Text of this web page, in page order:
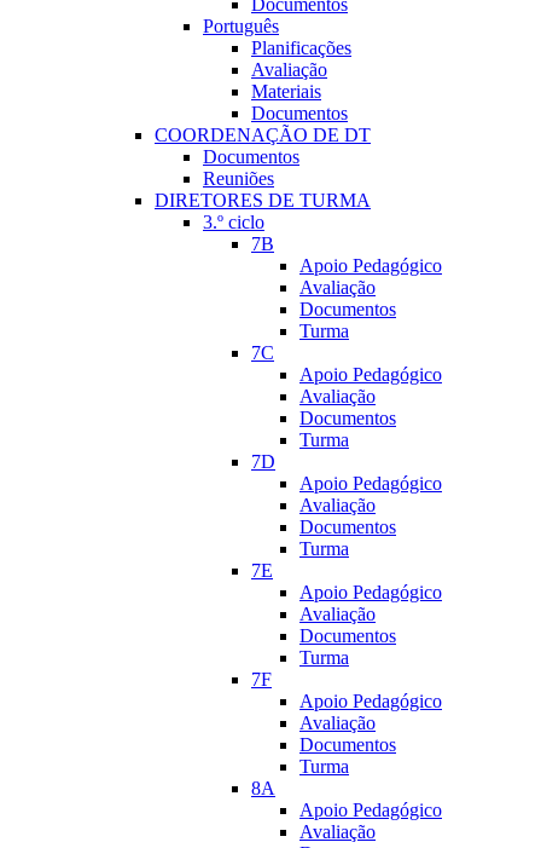
Documentos
Português
Planificações
Avaliação
Materiais
Documentos
COORDENAÇÃO DE DT
Documentos
Reuniões
DIRETORES DE TURMA
3.º ciclo
7B
Apoio Pedagógico
Avaliação
Documentos
Turma
7C
Apoio Pedagógico
Avaliação
Documentos
Turma
7D
Apoio Pedagógico
Avaliação
Documentos
Turma
7E
Apoio Pedagógico
Avaliação
Documentos
Turma
7F
Apoio Pedagógico
Avaliação
Documentos
Turma
8A
Apoio Pedagógico
Avaliação